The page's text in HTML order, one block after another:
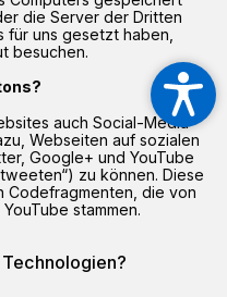
die Server der Dritten
uns gesetzt haben,
besuchen.
auch Social-Media-
Webseiten auf sozialen
Google+ und YouTube
zu können. Diese
Codefragmenten, die von
stammen.